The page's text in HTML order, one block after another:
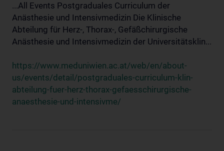
...All Events Postgraduales Curriculum der
Anästhesie und Intensivmedizin Die Klinische
Abteilung für Herz-, Thorax-, Gefäßchirurgische
Anästhesie und Intensivmedizin der Universitätsklin...
https://www.meduniwien.ac.at/web/en/about-
us/events/detail/postgraduales-curriculum-klin-
abteilung-fuer-herz-thorax-gefaesschirurgische-
anaesthesie-und-intensivme/